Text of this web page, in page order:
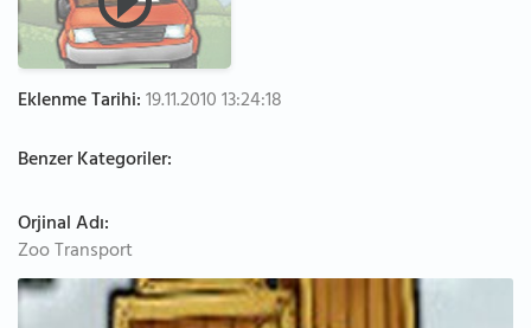
Eklenme Tarihi:19.11.2010 13:24:18
Benzer Kategoriler:
Orjinal Adı:
Zoo Transport